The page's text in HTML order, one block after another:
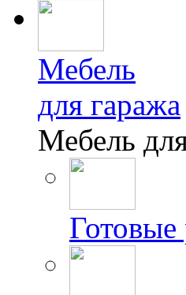
Мебель
для гаража
Мебель